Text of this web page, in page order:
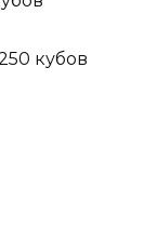
кубов